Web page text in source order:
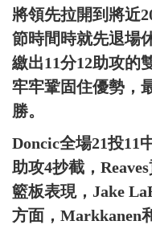
將領先拉開到將近
節時間時就先退場
繳出11分12助攻的
牢牢鞏固住優勢，
勝。
Doncic全場21投11
助攻4抄截，
籃板表現，Jake
方面，Markkanen